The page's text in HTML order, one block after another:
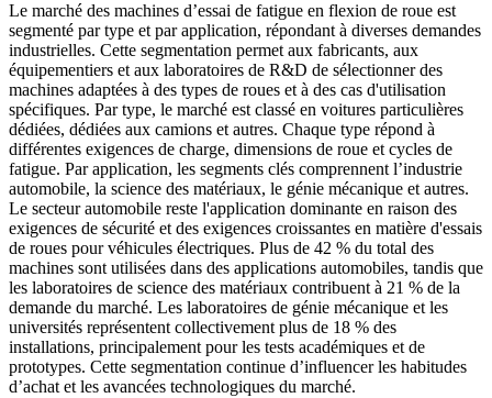
Le marché des machines d’essai de fatigue en flexion de roue est
segmenté par type et par application, répondant à diverses demandes
industrielles. Cette segmentation permet aux fabricants, aux
équipementiers et aux laboratoires de R&D de sélectionner des
machines adaptées à des types de roues et à des cas d'utilisation
spécifiques. Par type, le marché est classé en voitures particulières
dédiées, dédiées aux camions et autres. Chaque type répond à
différentes exigences de charge, dimensions de roue et cycles de
fatigue. Par application, les segments clés comprennent l’industrie
automobile, la science des matériaux, le génie mécanique et autres.
Le secteur automobile reste l'application dominante en raison des
exigences de sécurité et des exigences croissantes en matière d'essais
de roues pour véhicules électriques. Plus de 42 % du total des
machines sont utilisées dans des applications automobiles, tandis que
les laboratoires de science des matériaux contribuent à 21 % de la
demande du marché. Les laboratoires de génie mécanique et les
universités représentent collectivement plus de 18 % des
installations, principalement pour les tests académiques et de
prototypes. Cette segmentation continue d’influencer les habitudes
d’achat et les avancées technologiques du marché.